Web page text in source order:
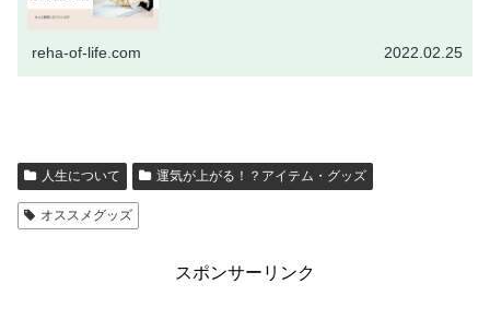
reha-of-life.com 2022.02.25
人生について 運気が上がる！？アイテム・グッズ
オススメグッズ
スポンサーリンク